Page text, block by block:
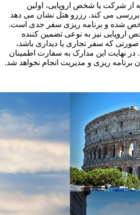
از شرکت یا شخص اروپایی، اولین
می کند. رزرو هتل نشان می دهد
شده و برنامه ریزی سفر جدی است.
اروپایی نیز به نوعی تضمین کننده
که سفر تجاری یا دیداری باشد،
نهایت این مدارک به سفارت اطمینان
ریزی و مدیریت انجام نخواهد شد.